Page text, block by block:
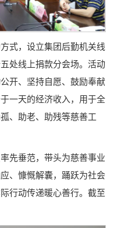
式，设立集团后勤机关线
处线上捐款分会场。活动
开、坚持自愿、鼓励奉献
一天的经济收入，用于全
、助老、助残等慈善工
先垂范，带头为慈善事业
、慷慨解囊，踊跃为社会
行动传递暖心善行。截至